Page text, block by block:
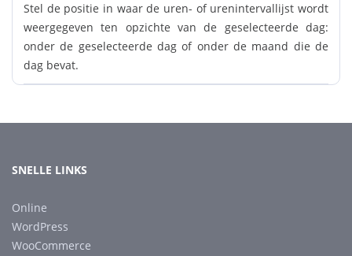
Stel de positie in waar de uren- of urenintervallijst wordt
weergegeven ten opzichte van de geselecteerde dag:
onder de geselecteerde dag of onder de maand die de
dag bevat.
SNELLE LINKS
Online
WordPress
WooCommerce